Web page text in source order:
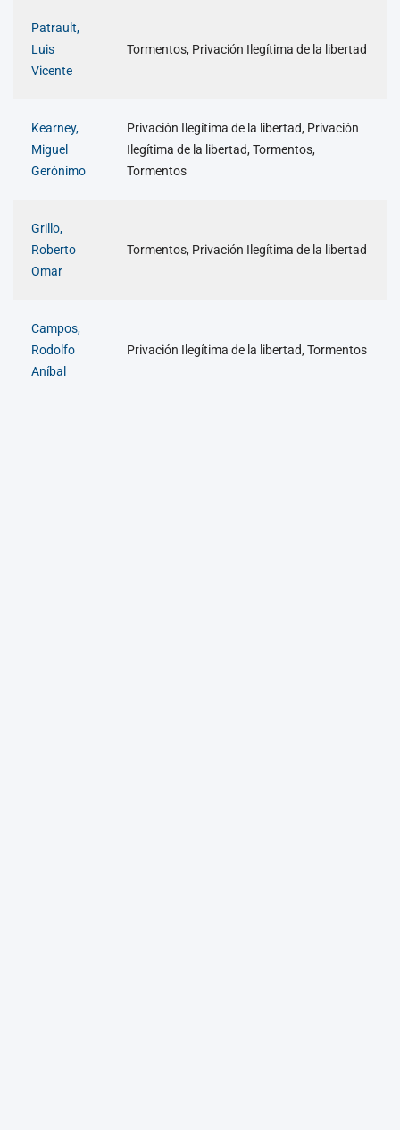
Patrault,
Luis
Vicente
Tormentos, Privación Ilegítima de la libertad
Kearney,
Miguel
Gerónimo
Privación Ilegítima de la libertad, Privación
Ilegítima de la libertad, Tormentos,
Tormentos
Grillo,
Roberto
Omar
Tormentos, Privación Ilegítima de la libertad
Campos,
Rodolfo
Aníbal
Privación Ilegítima de la libertad, Tormentos